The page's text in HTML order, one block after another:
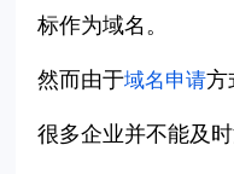
标作为域名。
然而由于域名申请方
很多企业并不能及